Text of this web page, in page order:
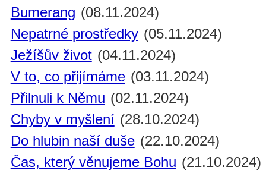
Bumerang (08.11.2024)
Nepatrné prostředky (05.11.2024)
Ježíšův život (04.11.2024)
V to, co přijímáme (03.11.2024)
Přilnuli k Němu (02.11.2024)
Chyby v myšlení (28.10.2024)
Do hlubin naší duše (22.10.2024)
Čas, který věnujeme Bohu (21.10.2024)